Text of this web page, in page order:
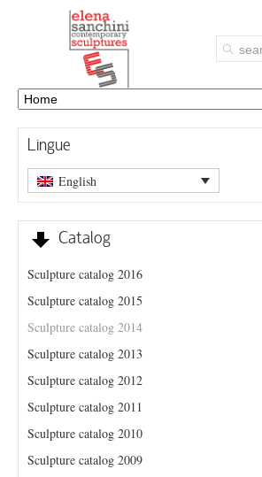
Lingue
English
Catalog
Sculpture catalog 2016
Sculpture catalog 2015
Sculpture catalog 2014
Sculpture catalog 2013
Sculpture catalog 2012
Sculpture catalog 2011
Sculpture catalog 2010
Sculpture catalog 2009